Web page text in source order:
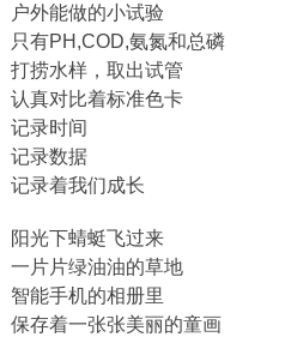
户外能做的小试验
只有PH,COD,氨氮和总磷
打捞水样，取出试管
认真对比着标准色卡
记录时间
记录数据
记录着我们成长
阳光下蜻蜓飞过来
一片片绿油油的草地
智能手机的相册里
保存着一张张美丽的童画